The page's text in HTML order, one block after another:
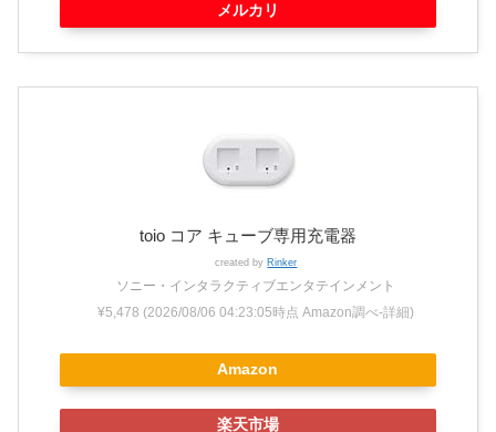
メルカリ
toio コア キューブ専用充電器
created by Rinker
ソニー・インタラクティブエンタテインメント
¥5,478 (2026/08/06 04:23:05時点 Amazon調べ-詳細)
Amazon
楽天市場